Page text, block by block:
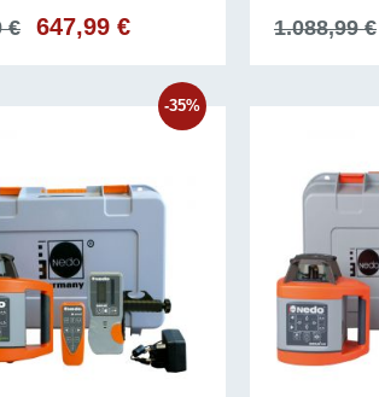
€
Ursprünglicher
991,99 €
647,99 €Aktueller
647,99 €.
1.088,99€
-35%